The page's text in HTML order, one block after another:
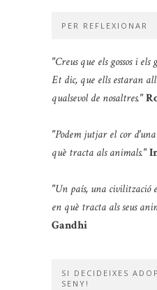
PER REFLEXIONAR
"Creus que els gossos i
Et dic, que ells estaran
qualsevol de nosaltres."
"Podem jutjar el cor
què tracta als animals."
"Un país, una
en què tracta als seus
Gandhi
SI DECIDEIXES
SENY!